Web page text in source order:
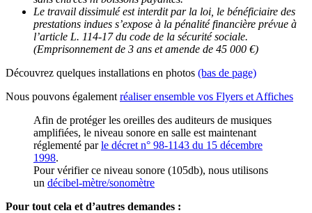
Le travail dissimulé est interdit par la loi, le bénéficiaire des
prestations indues s’expose à la pénalité financière prévue à
l’article L. 114-17 du code de la sécurité sociale.
(Emprisonnement de 3 ans et amende de 45 000 €)
Découvrez quelques installations en photos (bas de page)
Nous pouvons également réaliser ensemble vos Flyers et Affiches
Afin de protéger les oreilles des auditeurs de musiques
amplifiées, le niveau sonore en salle est maintenant
réglementé parle décret n° 98-1143 du 15 décembre
1998.
Pour vérifier ce niveau sonore (105db), nous utilisons
un décibel-mètre/sonomètre
Pour tout cela et d’autres demandes :